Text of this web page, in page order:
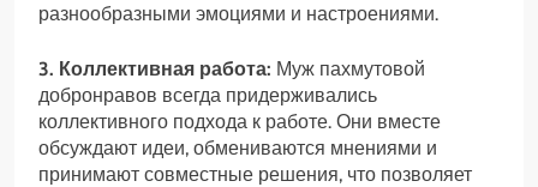
разнообразными эмоциями и настроениями.
3. Коллективная работа: Муж пахмутовой
добронравов всегда придерживались
коллективного подхода к работе. Они вместе
обсуждают идеи, обмениваются мнениями и
принимают совместные решения, что позволяет